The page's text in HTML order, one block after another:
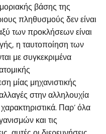
βάσης της
πληθυσμούς δεν είναι
των προκλήσεων είναι
η ταυτοποίηση των
με συγκεκριμένα
μίας μηχανιστικής
στην αλληλουχία
Παρ’ όλα
και τις